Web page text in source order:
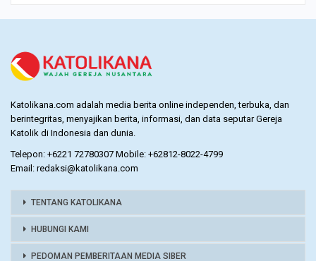
Katolikana.com adalah media berita online independen, terbuka, dan
berintegritas, menyajikan berita, informasi, dan data seputar Gereja
Katolik di Indonesia dan dunia.
Telepon: +6221 72780307 Mobile: +62812-8022-4799
Email: redaksi@katolikana.com
TENTANG KATOLIKANA
HUBUNGI KAMI
PEDOMAN PEMBERITAAN MEDIA SIBER